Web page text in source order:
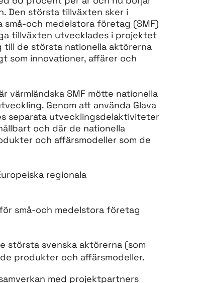
Den största tillväxten sker i
och medelstora företag (SMF)
tillväxten utvecklades i projektet
de största nationella aktörerna
som innovationer, affärer och
värmländska SMF mötte nationella
Genom att använda Glava
separata utvecklingsdelaktiviteter
och där de nationella
och affärsmodeller som de
regionala
små-och medelstora företag
största svenska aktörerna (som
produkter och affärsmodeller.
med projektpartners